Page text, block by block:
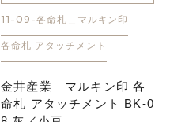
11-09-各命札＿マルキン印
各命札 アタッチメント
金井産業 マルキン印 各
命札 アタッチメント BK-0